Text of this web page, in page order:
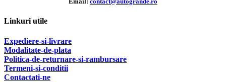
Linkuri utile
Expediere-si-livrare
Modalitate-de-plata
Politica-de-returnare-si-rambursare
Termeni-si-conditii
Contactati-ne